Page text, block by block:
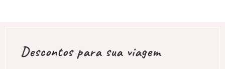
Descontos para sua viagem